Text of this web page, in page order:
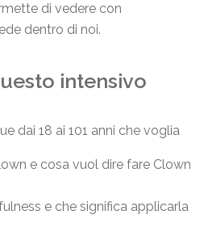
di vedere con
dentro di noi.
intensivo
dai 18 ai 101 anni che voglia
e cosa vuol dire fare Clown
e che significa applicarla